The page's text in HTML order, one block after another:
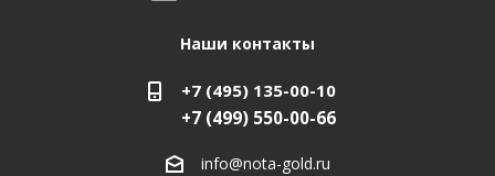
Наши контакты
+7 (495) 135-00-10
+7 (499) 550-00-66
info@nota-gold.ru